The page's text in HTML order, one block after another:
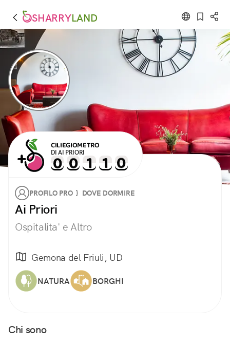
SHARRYLAND
CILIEGIOMETRO
DI AI PRIORI
PROFILO PRO } DOVE DORMIRE
Ai Priori
Ospitalita' e Altro
Gemona del Friuli, UD
NATURA BORGHI
Chi sono